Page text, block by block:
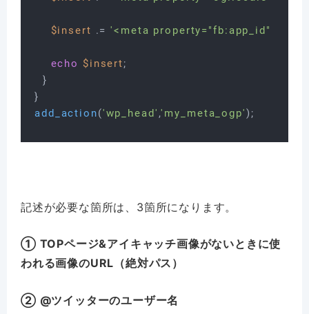
$insert .= '<meta property="fb:app_id"
echo $insert;
  }
add_action('wp_head' ,'my_meta_ogp'
記述が必要な箇所は、3箇所になります。
① TOPページ&アイキャッチ画像がないときに使
われる画像のURL（絶対パス）
② @ツイッターのユーザー名